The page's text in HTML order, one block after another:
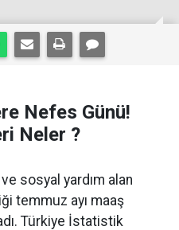
Nefes Günü!
Neler ?
sosyal yardım alan
temmuz ayı maaş
Türkiye İstatistik